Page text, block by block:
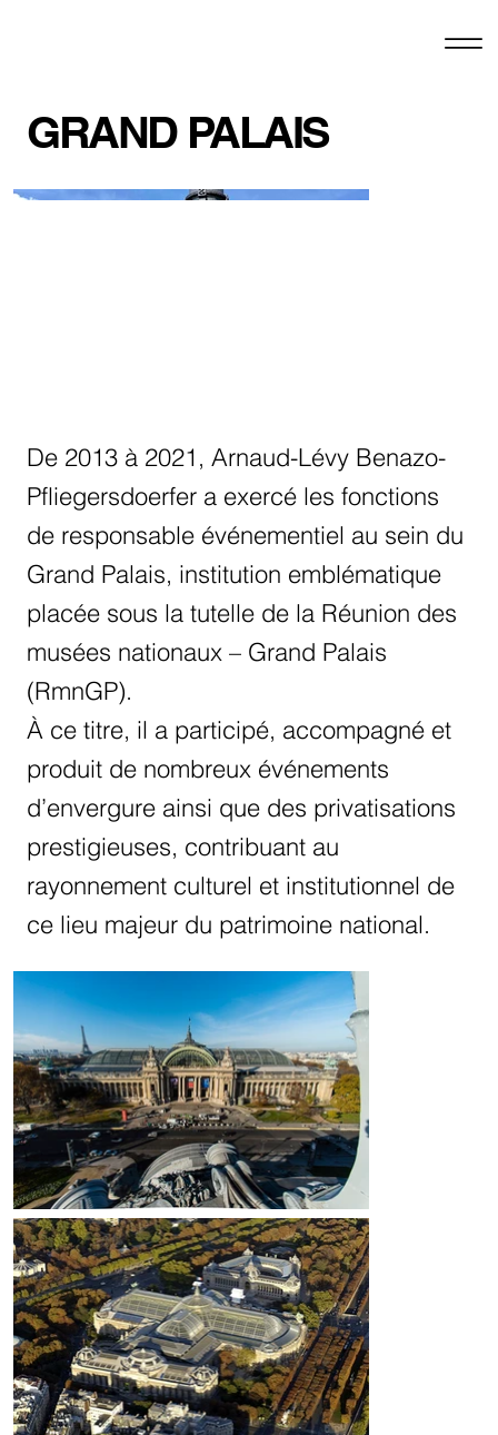
GRAND PALAIS
De 2013 à 2021, Arnaud-Lévy Benazo-
Pfliegersdoerfer a exercé les fonctions
de responsable événementiel au sein du
Grand Palais, institution emblématique
placée sous la tutelle de la Réunion des
musées nationaux – Grand Palais
(RmnGP).
À ce titre, il a participé, accompagné et
produit de nombreux événements
d’envergure ainsi que des privatisations
prestigieuses, contribuant au
rayonnement culturel et institutionnel de
ce lieu majeur du patrimoine national.